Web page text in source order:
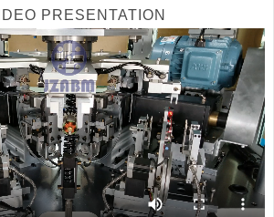
PRESENTATION